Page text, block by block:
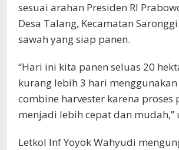
sesuai arahan Presiden RI
Desa Talang, Kecamatan
sawah yang siap panen.
“Hari ini kita panen seluas 20
kurang lebih 3 hari menggunakan
combine harvester karena proses
menjadi lebih cepat dan mudah,”
Letkol Inf Yoyok Wahyudi